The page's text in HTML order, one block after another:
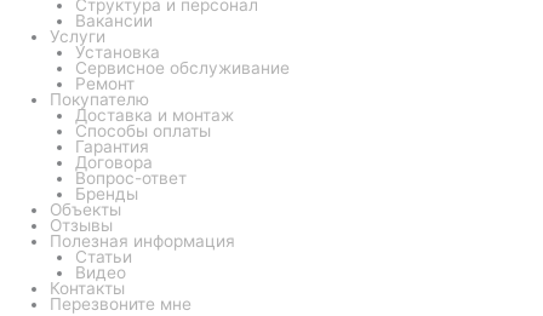
Структура и персонал
Вакансии
Услуги
Установка
Сервисное обслуживание
Ремонт
Покупателю
Доставка и монтаж
Способы оплаты
Гарантия
Договора
Вопрос-ответ
Бренды
Объекты
Отзывы
Полезная информация
Статьи
Видео
Контакты
Перезвоните мне